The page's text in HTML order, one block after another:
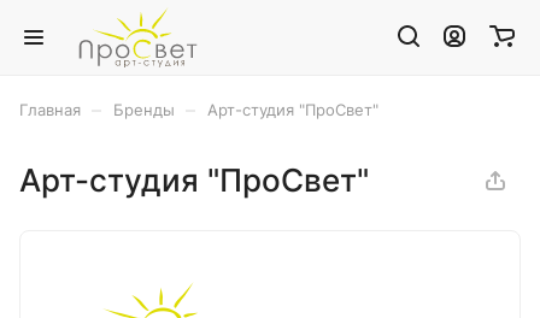
Главная Бренды Арт-студия "ПроСвет"
Арт-студия "ПроСвет"